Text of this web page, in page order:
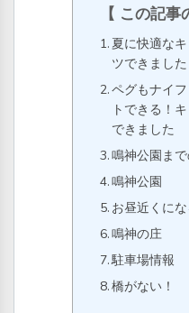
この記事
夏に快適な
ツできました
ペグもナイ
トできる！
できました
鳴神公園ま
鳴神公園
お昼近くに
鳴神の庄
駐車場情報
橋がない！